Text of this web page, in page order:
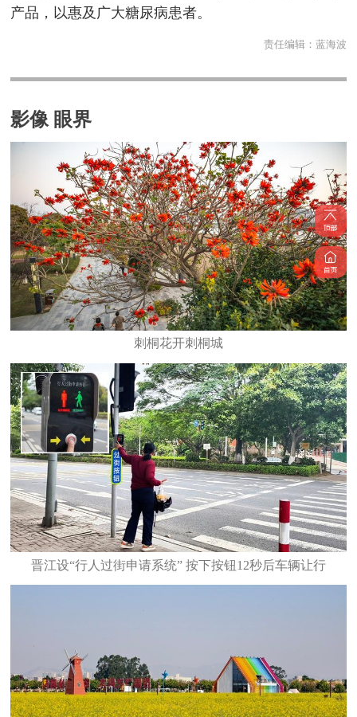
产品，以惠及广大糖尿病患者。
责任编辑： 蓝海波
影像 眼界
刺桐花开刺桐城
晋江设“行人过街申请系统” 按下按钮12秒后车辆让行